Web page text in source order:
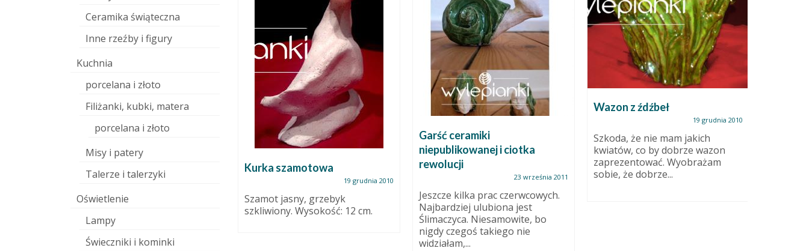
Pamiętacie o ogrodach?
kiermaszu, który wygląda jak
działkowców i innych
uprawiaczy...
Kurka szamotowa
19 grudnia 2010
Szamot jasny, grzebyk
szkliwiony. Wysokość: 12 cm.
Garść ceramiki
niepublikowanej i ciotka
rewolucji
23 września 2011
Jeszcze kilka prac czerwcowych.
Najbardziej ulubiona jest
Ślimaczyca. Niesamowite, bo
nigdy czegoś takiego nie
widziałam,...
Wazon z źdźbeł
19 grudnia 2010
Szkoda, że nie mam jakich
kwiatów, co by dobrze wazon
zaprezentować. Wyobrażam
sobie, że dobrze...
Ceramika świąteczna
Inne rzeźby i figury
Kuchnia
porcelana i złoto
Filiżanki, kubki, matera
porcelana i złoto
Misy i patery
Talerze i talerzyki
Oświetlenie
Lampy
Świeczniki i kominki